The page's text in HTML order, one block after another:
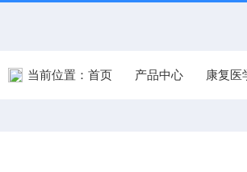
当前位置： 首页 产品中心 康复医